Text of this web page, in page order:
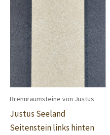
Brennraumsteine von Justus
Justus Seeland
Seitenstein links hinten